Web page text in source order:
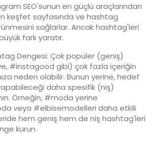
SEO'sunun en güçlü araçlarından
keşfet sayfasında ve hashtag
sağlarlar. Ancak hashtag'leri
fark yaratır.
Dengesi: Çok popüler (geniş)
#instagood gibi) çok fazla içeriğin
neden olabilir. Bunun yerine, hedef
daha spesifik (niş)
Örneğin, #moda yerine
veya #elbisemodelleri daha etkili
hem geniş hem de niş hashtag'leri
kurun.